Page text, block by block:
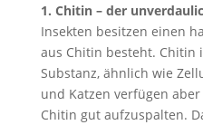
1. Chitin – der
Insekten besitzen einen
aus Chitin besteht. Chitin
Substanz, ähnlich wie
und Katzen verfügen
Chitin gut aufzuspalten.